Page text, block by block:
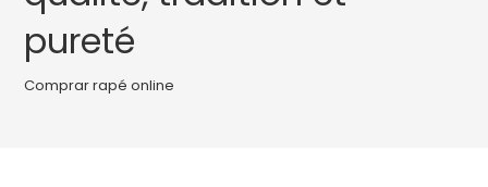
pureté
Comprar rapé online